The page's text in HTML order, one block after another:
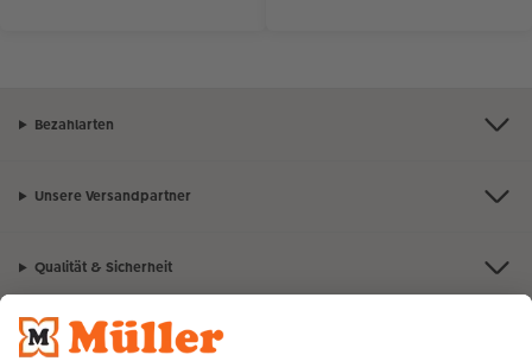
Bezahlarten
Unsere Versandpartner
Qualität & Sicherheit
Nachhaltigkeit bei CEWE